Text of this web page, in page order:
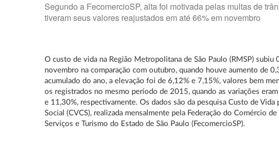
Segundo a FecomercioSP, alta foi motivada pelas multas de
tiveram seus valores reajustados em até 66% em novembro
O custo de vida na Região Metropolitana de São Paulo (RMSP) subiu
novembro na comparação com outubro, quando houve aumento de
acumulado do ano, a elevação foi de 6,12% e 7,15%, valores bem
os registrados no mesmo período de 2015, quando as variações
e 11,30%, respectivamente. Os dados são da pesquisa Custo de Vida
Social (CVCS), realizada mensalmente pela Federação do Comércio de
Serviços e Turismo do Estado de São Paulo (FecomercioSP).